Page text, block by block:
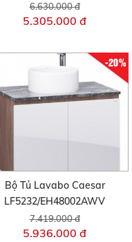
6.630.000 đ
5.305.000 đ
-20%
Bộ Tủ Lavabo Caesar
LF5232/EH48002AWV
7.419.000 đ
5.936.000 đ